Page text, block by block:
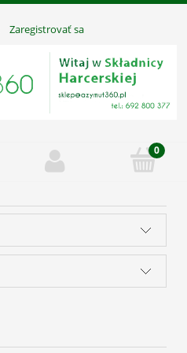
Zaregistrovať sa